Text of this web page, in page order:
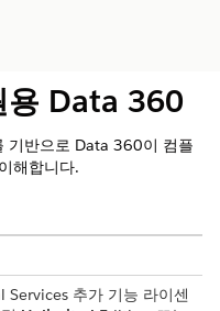
용 Data 360
기반으로 Data 360이 컴플
해합니다.
추가 기능 라이센